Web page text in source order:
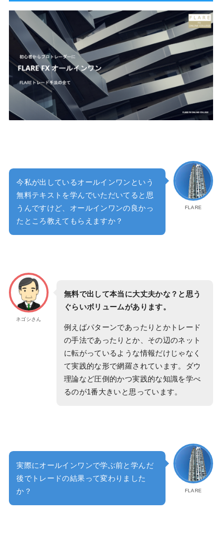
FLARE
今私が出しているオールインワンという
無料テキストを学んでいただいてると思
うんですけど、オールインワンの良かっ
たところ教えてもらえますか？
ネゴシさん
無料で出して本当に大丈夫かな？と思う
ぐらいボリュームがあります。
例えばパターンであったりとかトレード
の手法であったりとか、その辺のネット
に転がっているような情報だけじゃなく
て実践的な形で網羅されています。ダウ
理論など圧倒的かつ実践的な知識を学べ
るのが1番大きいと思っています。
FLARE
実際にオールインワンで学ぶ前と学んだ
後でトレードの結果って変わりました
か？